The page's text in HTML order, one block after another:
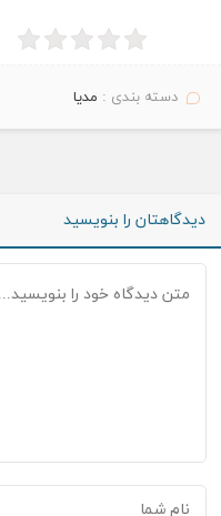
دسته بندی : مدیا
دیدگاهتان را بنویسید